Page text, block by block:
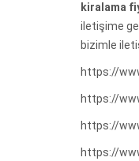
kiralama
iletişime
bizimle
https://
https://
https://
https://